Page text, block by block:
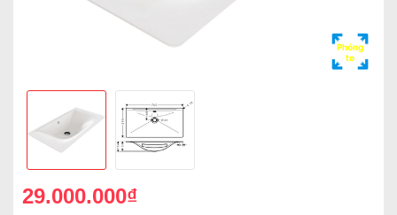
Phóng
to
29.000.000₫